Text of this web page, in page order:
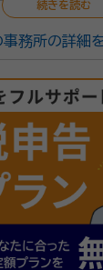
校・中学校・高等
事務所を開業する。
書士事務所
に関してサポ
にはこちらか
捗状況も共
保険労務士
事務所の詳細